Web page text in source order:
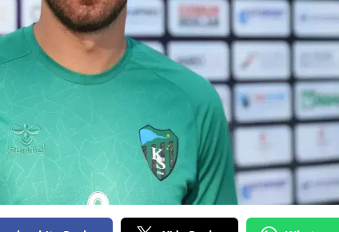
Çanakkale
Çankırı
Çorum
Diyarbakır
Edirne
Elazığ